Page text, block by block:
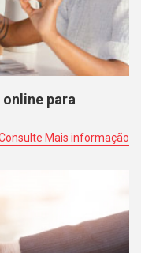
para
Mais informação